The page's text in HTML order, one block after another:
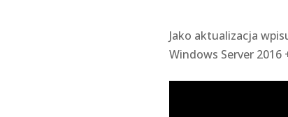
Jako aktualizacja
Windows Server 2016